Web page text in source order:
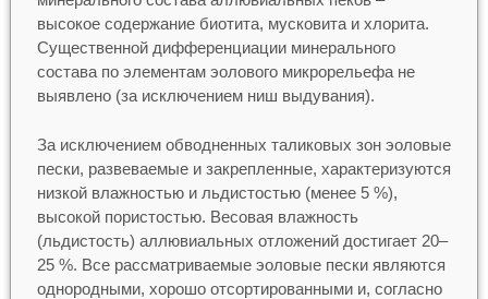
высокое содержание биотита, мусковита и хлорита.
Существенной дифференциации минерального
состава по элементам эолового микрорельефа не
выявлено (за исключением ниш выдувания).
За исключением обводненных таликовых зон эоловые
пески, развеваемые и закрепленные, характеризуются
низкой влажностью и льдистостью (менее 5 %),
высокой пористостью. Весовая влажность
(льдистость) аллювиальных отложений достигает 20–
25 %. Все рассматриваемые эоловые пески являются
однородными, хорошо отсортированными и, согласно